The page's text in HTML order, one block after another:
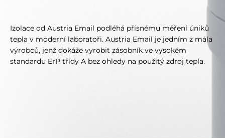
Izolace od Austria Email podléhá přísnému měření úniků
tepla v moderní laboratoři. Austria Email je jedním z mála
výrobců, jenž dokáže vyrobit zásobník ve vysokém
standardu ErP třídy A bez ohledy na použitý zdroj tepla.